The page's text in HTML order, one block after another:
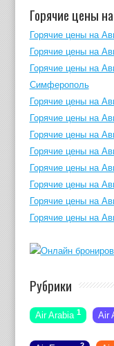
Горячие цены
Горячие цены на
Горячие цены на
Горячие цены на
Симферополь
Горячие цены на
Горячие цены на
Горячие цены на
Горячие цены на
Горячие цены на
Горячие цены на
Горячие цены на
Горячие цены на
Рубрики
Air Arabia 1 Air